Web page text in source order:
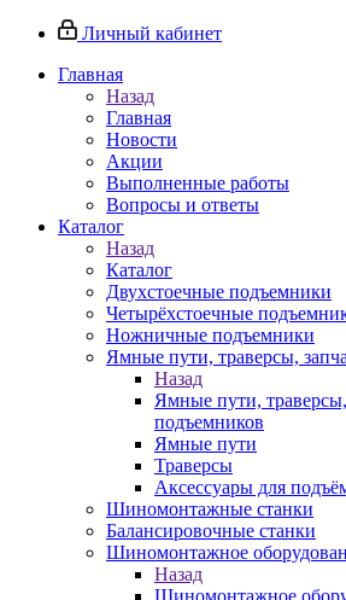
Личный кабинет
Главная
Назад
Главная
Новости
Акции
Выполненные работы
Вопросы и ответы
Каталог
Назад
Каталог
Двухстоечные подъемники
Четырёхстоечные
Ножничные подъемники
Ямные пути, траверсы,
Назад
Ямные пути,
подъемников
Ямные пути
Траверсы
Аксессуары для
Шиномонтажные станки
Балансировочные станки
Шиномонтажное
Назад
Шиномонтажное